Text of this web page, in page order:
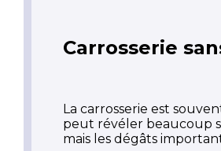
Carrosserie
La carrosserie est
peut révéler beaucoup
mais les dégâts